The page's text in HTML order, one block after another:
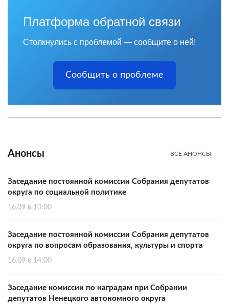
Платформа обратной связи
Столкнулись с проблемой — сообщите о ней!
Сообщить о проблеме
Анонсы ВСЕ АНОНСЫ
Заседание постоянной комиссии Собрания депутатов
округа по социальной политике
16.09 в 10:00
Заседание постоянной комиссии Собрания депутатов
округа по вопросам образования, культуры и спорта
16.09 в 14:00
Заседание комиссии по наградам при Собрании
депутатов Ненецкого автономного округа